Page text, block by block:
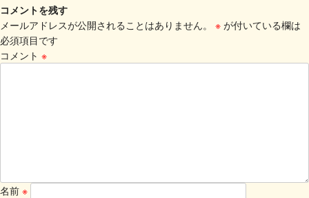
コメントを残す
メールアドレスが公開されることはありません。
※ が付いている欄は
必須項目です
コメント ※
名前 ※